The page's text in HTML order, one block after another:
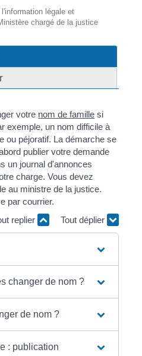
légale et
chargé de la justice
votre nom de famille si
exemple, un nom difficile à
ou péjoratif. La démarche se
publier votre demande
un journal d'annonces
charge. Vous devez
au ministre de la justice.
par courrier.
replier
Tout déplier
changer de nom ?
de nom ?
: publication